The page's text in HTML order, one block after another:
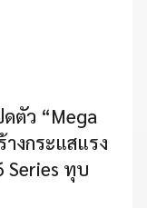
ดตัว “Mega
างกระแสแรง
Series ทุบ